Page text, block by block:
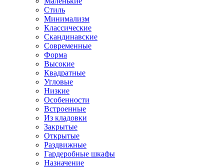
Стиль
Минимализм
Классические
Скандинавские
Современные
Форма
Высокие
Квадратные
Угловые
Низкие
Особенности
Встроенные
Из кладовки
Закрытые
Открытые
Раздвижные
Гардеробные шкафы
Назначение